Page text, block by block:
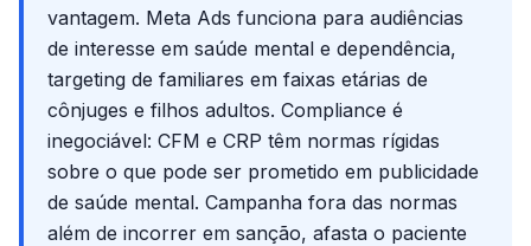
vantagem. Meta Ads funciona para audiências
de interesse em saúde mental e dependência,
targeting de familiares em faixas etárias de
cônjuges e filhos adultos. Compliance é
inegociável: CFM e CRP têm normas rígidas
sobre o que pode ser prometido em publicidade
de saúde mental. Campanha fora das normas
além de incorrer em sanção, afasta o paciente